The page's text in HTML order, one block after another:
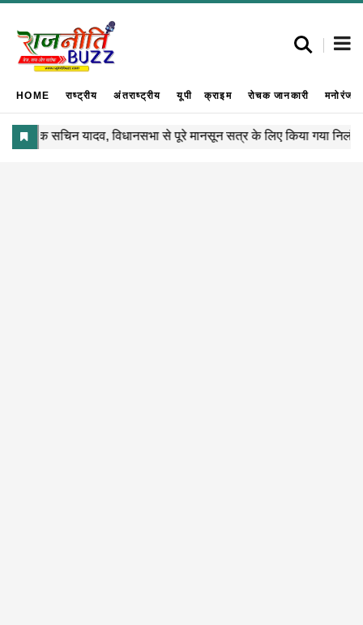
HOME राष्ट्रीय अंतराष्ट्रीय यूपी क्राइम रोचक जानकारी मनोरंजन